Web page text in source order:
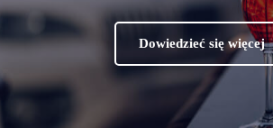
Dowiedzieć się więcej